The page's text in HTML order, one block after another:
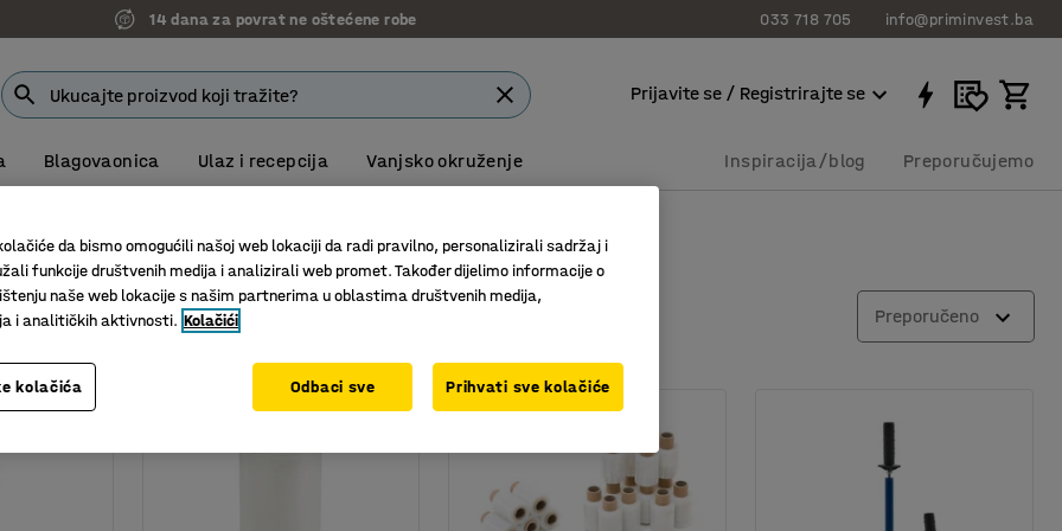
14 dana za povrat ne oštećene robe 033 718 705 info@priminvest.ba
Prijavite se / Registrirajte se
Blagovaonica Ulaz i recepcija Vanjsko okruženje Inspiracija/blog Preporučujemo
Širina Preporučeno
da bismo omogućili našoj web lokaciji da radi pravilno, personalizirali sadržaj i
funkcije društvenih medija i analizirali web promet. Također dijelimo informacije o
naše web lokacije s našim partnerima u oblastima društvenih medija,
i analitičkih aktivnosti. Kolačići
kolačića Odbaci sve Prihvati sve kolačiće